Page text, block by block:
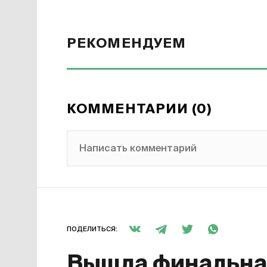
РЕКОМЕНДУЕМ
КОММЕНТАРИИ (0)
Написать комментарий
ПОДЕЛИТЬСЯ: